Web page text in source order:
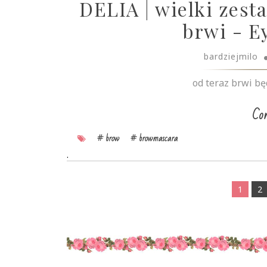
DELIA | wielki
brwi -
bardziejmilo
od teraz brwi
# brow # browmascara
.
1 2